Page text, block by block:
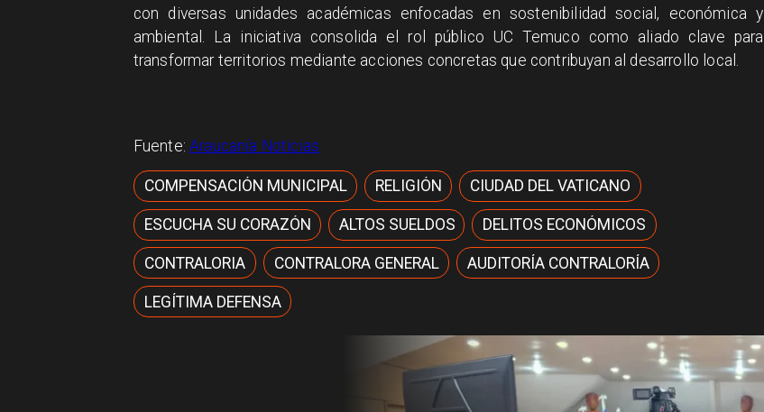
con diversas unidades académicas enfocadas en sostenibilidad social, económica y
ambiental. La iniciativa consolida el rol público UC Temuco como aliado clave para
transformar territorios mediante acciones concretas que contribuyan al desarrollo local.
Fuente:Araucanía Noticias
COMPENSACIÓN MUNICIPAL RELIGIÓN CIUDAD DEL VATICANO
ESCUCHA SU CORAZÓN ALTOS SUELDOS DELITOS ECONÓMICOS
CONTRALORIA CONTRALORA GENERAL AUDITORÍA CONTRALORÍA
LEGÍTIMA DEFENSA